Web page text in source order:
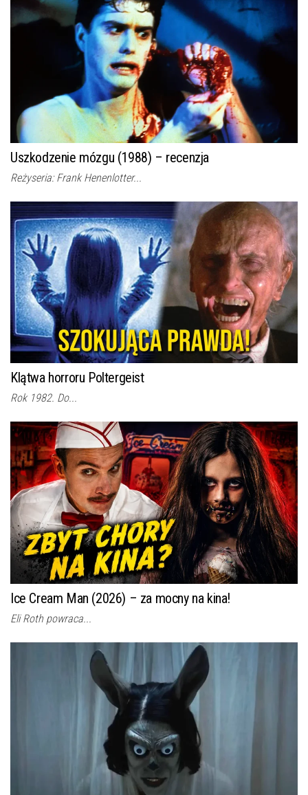
Uszkodzenie mózgu (1988) – recenzja
Reżyseria: Frank Henenlotter...
Klątwa horroru Poltergeist
Rok 1982. Do...
Ice Cream Man (2026) – za mocny na kina!
Eli Roth powraca...